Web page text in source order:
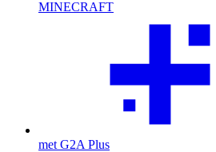
MINECRAFT
met G2A Plus